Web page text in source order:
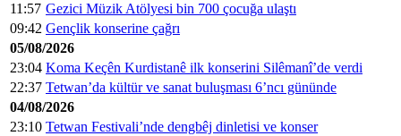
11:57 Gezici Müzik Atölyesi bin 700 çocuğa ulaştı
09:42 Gençlik konserine çağrı
05/08/2026
23:04 Koma Keçên Kurdistanê ilk konserini Silêmanî’de verdi
22:37 Tetwan’da kültür ve sanat buluşması 6’ncı gününde
04/08/2026
23:10 Tetwan Festivali’nde dengbêj dinletisi ve konser